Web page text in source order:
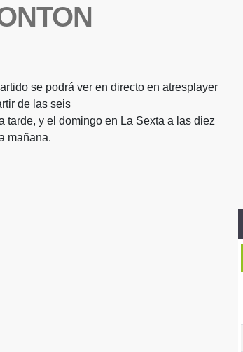
se podrá ver en directo en atresplayer
de las seis
tarde, y el domingo en La Sexta a las diez
mañana.